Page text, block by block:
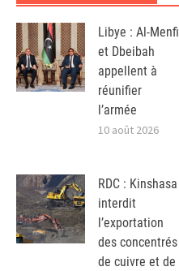
Libye : Al-Menfi
et Dbeibah
appellent à
réunifier
l’armée
10 août 2026
RDC : Kinshasa
interdit
l’exportation
des concentrés
de cuivre et de